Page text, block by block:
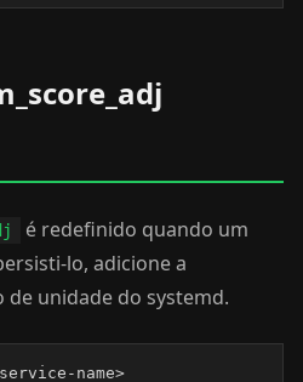
é redefinido quando um
lo, adicione a
unidade do systemd.
name>